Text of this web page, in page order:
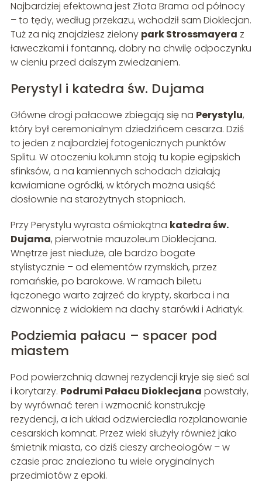
Najbardziej efektowna jest Złota Brama od północy
– to tędy, według przekazu, wchodził sam Dioklecjan.
Tuż za nią znajdziesz zielony park Strossmayera z
ławeczkami i fontanną, dobry na chwilę odpoczynku
w cieniu przed dalszym zwiedzaniem.
Perystyl i katedra św. Dujama
Główne drogi pałacowe zbiegają się na Perystylu,
który był ceremonialnym dziedzińcem cesarza. Dziś
to jeden z najbardziej fotogenicznych punktów
Splitu. W otoczeniu kolumn stoją tu kopie egipskich
sfinksów, a na kamiennych schodach działają
kawiarniane ogródki, w których można usiąść
dosłownie na starożytnych stopniach.
Przy Perystylu wyrasta ośmiokątna katedra św.
Dujama, pierwotnie mauzoleum Dioklecjana.
Wnętrze jest nieduże, ale bardzo bogate
stylistycznie – od elementów rzymskich, przez
romańskie, po barokowe. W ramach biletu
łączonego warto zajrzeć do krypty, skarbca i na
dzwonnicę z widokiem na dachy starówki i Adriatyk.
Podziemia pałacu – spacer pod
miastem
Pod powierzchnią dawnej rezydencji kryje się sieć sal
i korytarzy. Podrumi Pałacu Dioklecjana powstały,
by wyrównać teren i wzmocnić konstrukcję
rezydencji, a ich układ odzwierciedla rozplanowanie
cesarskich komnat. Przez wieki służyły również jako
śmietnik miasta, co dziś cieszy archeologów – w
czasie prac znaleziono tu wiele oryginalnych
przedmiotów z epoki.